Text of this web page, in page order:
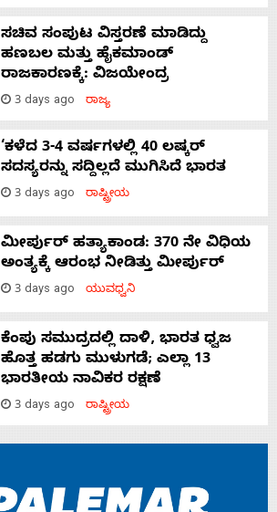
ಸಚಿವ ಸಂಪುಟ ವಿಸ್ತರಣೆ ಮಾಡಿದ್ದು
ಹಣಬಲ ಮತ್ತು ಹೈಕಮಾಂಡ್
ರಾಜಕಾರಣಕ್ಕೆ: ವಿಜಯೇಂದ್ರ
3 days ago ರಾಜ್ಯ
‘ಕಳೆದ 3-4 ವರ್ಷಗಳಲ್ಲಿ 40 ಲಷ್ಕರ್
ಸದಸ್ಯರನ್ನು ಸದ್ದಿಲ್ಲದೆ ಮುಗಿಸಿದೆ ಭಾರತ
3 days ago ರಾಷ್ಟ್ರೀಯ
ಮೀರ್ಪುರ್ ಹತ್ಯಾಕಾಂಡ: 370 ನೇ ವಿಧಿಯ
ಅಂತ್ಯಕ್ಕೆ ಆರಂಭ ನೀಡಿತ್ತು ಮೀರ್ಪುರ್
3 days ago ಯುವಧ್ವನಿ
ಕೆಂಪು ಸಮುದ್ರದಲ್ಲಿ ದಾಳಿ, ಭಾರತ ಧ್ವಜ
ಹೊತ್ತ ಹಡಗು ಮುಳುಗಡೆ; ಎಲ್ಲಾ 13
ಭಾರತೀಯ ನಾವಿಕರ ರಕ್ಷಣೆ
3 days ago ರಾಷ್ಟ್ರೀಯ